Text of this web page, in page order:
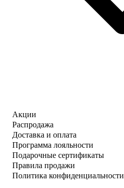
Акции
Распродажа
Доставка и оплата
Программа лояльности
Подарочные сертификаты
Правила продажи
Политика конфиденциальности